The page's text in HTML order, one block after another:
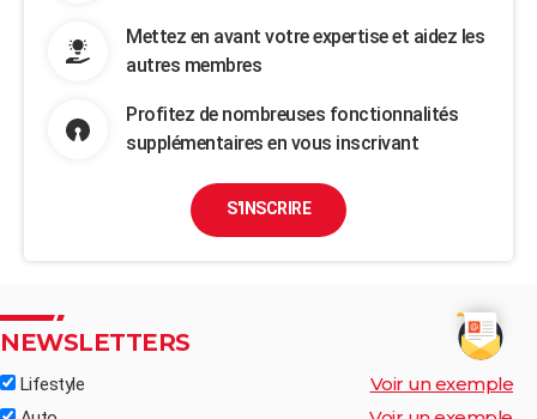
Mettez en avant votre expertise et aidez les
autres membres
Profitez de nombreuses fonctionnalités
supplémentaires en vous inscrivant
S'INSCRIRE
NEWSLETTERS
Lifestyle Voir un exemple